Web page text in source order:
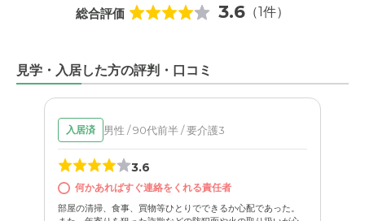
総合評価 3.6 （1件）
見学・入居した方の評判・口コミ
入居済 男性 / 90代前半 / 要介護3
3.6
何かあればすぐ連絡をくれる責任者
部屋の清掃、食事、買物等ひとりでできるか心配であった。